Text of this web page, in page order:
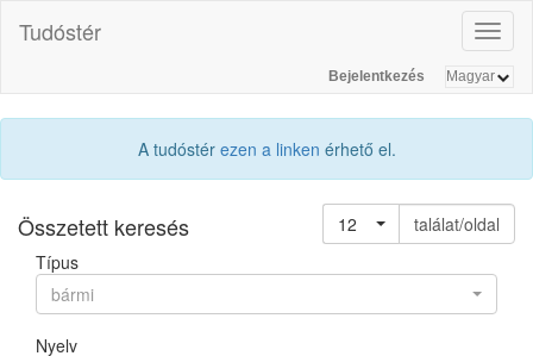
Tudóstér
Bejelentkezés
A tudóstér ezen a linken érhető el.
Összetett keresés 12
találat/oldal
Típus
bármi
Nyelv